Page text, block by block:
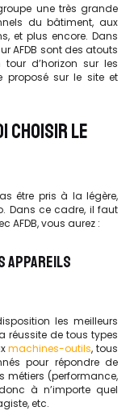
une très grande
du bâtiment, aux
et plus encore. Dans
AFDB sont des atouts
d’horizon sur les
proposé sur le site et
CHOISIR LE
être pris à la légère,
Dans ce cadre, il faut
AFDB, vous aurez :
APPAREILS
les meilleurs
réussite de tous types
machines-outils, tous
pour répondre de
métiers (performance,
à n’importe quel
etc.